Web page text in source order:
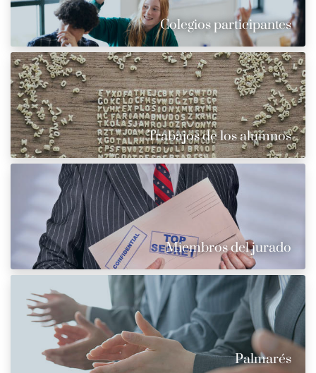
Colegios participantes
Trabajos de los alumnos
Miembros del jurado
Palmarés